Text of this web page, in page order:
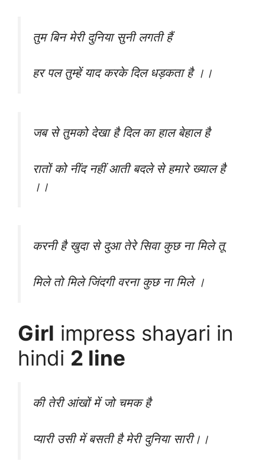
तुम बिन मेरी दुनिया सुनी लगती हैं
हर पल तुम्हें याद करके दिल धड़कता है ।।
जब से तुमको देखा है दिल का हाल बेहाल है
रातों को नींद नहीं आती बदले से हमारे ख्याल है
।।
करनी है खुदा से दुआ तेरे सिवा कुछ ना मिले तू
मिले तो मिले जिंदगी वरना कुछ ना मिले ।
Girl impress shayari in
hindi 2 line
की तेरी आंखों में जो चमक है
प्यारी उसी में बसती है मेरी दुनिया सारी।।